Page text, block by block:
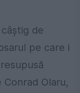
de
pe care i
Olaru,